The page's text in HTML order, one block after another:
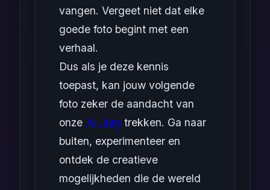
vangen. Vergeet niet dat elke
goede foto begint met een
verhaal.
Dus als je deze kennis
toepast, kan jouw volgende
foto zeker de aandacht van
onze AI Jury trekken. Ga naar
buiten, experimenteer en
ontdek de creatieve
mogelijkheden die de wereld